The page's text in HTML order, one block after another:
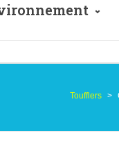
Toufflers >